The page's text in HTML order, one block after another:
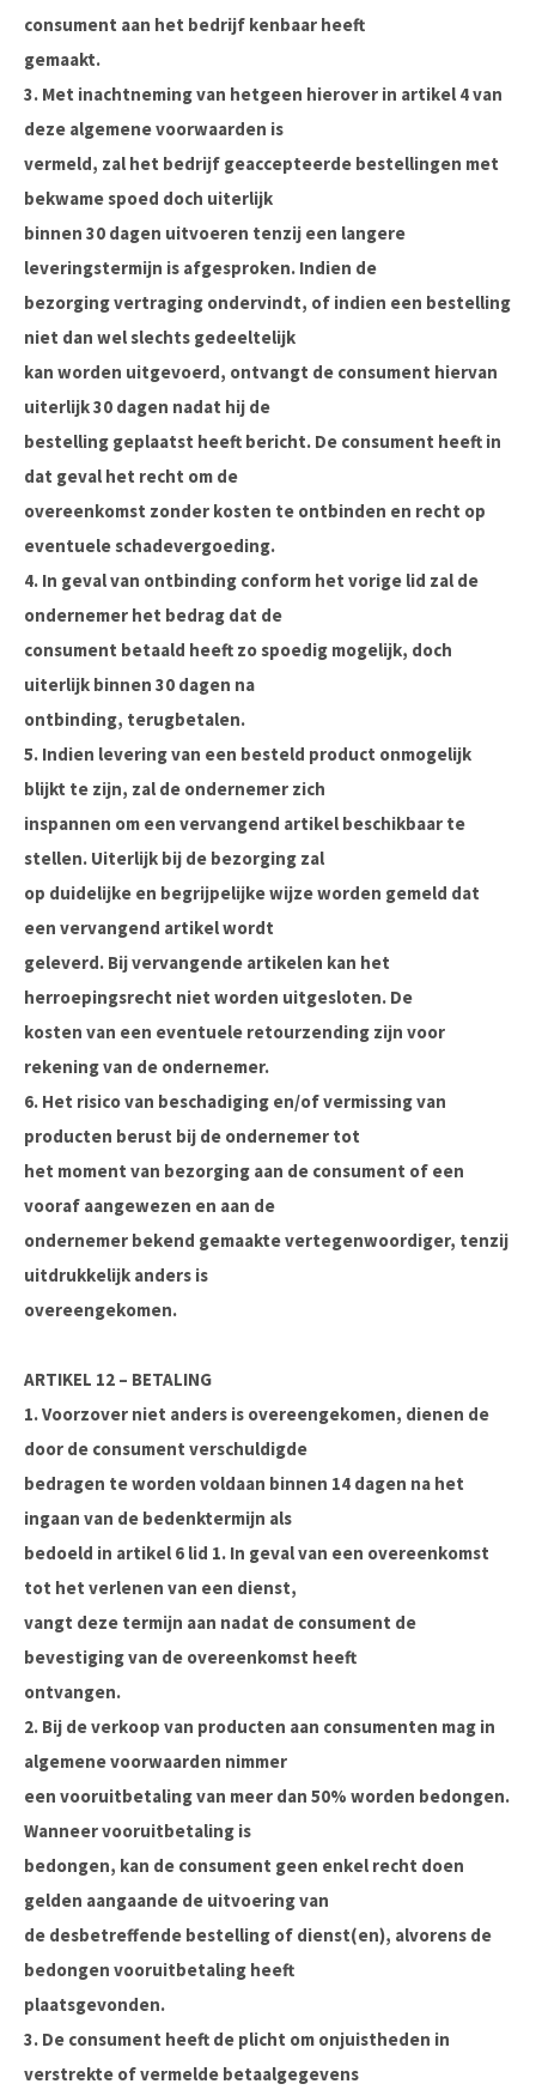
consument aan het bedrijf kenbaar heeft
gemaakt.
3. Met inachtneming van hetgeen hierover in artikel 4 van
deze algemene voorwaarden is
vermeld, zal het bedrijf geaccepteerde bestellingen met
bekwame spoed doch uiterlijk
binnen 30 dagen uitvoeren tenzij een langere
leveringstermijn is afgesproken. Indien de
bezorging vertraging ondervindt, of indien een bestelling
niet dan wel slechts gedeeltelijk
kan worden uitgevoerd, ontvangt de consument hiervan
uiterlijk 30 dagen nadat hij de
bestelling geplaatst heeft bericht. De consument heeft in
dat geval het recht om de
overeenkomst zonder kosten te ontbinden en recht op
eventuele schadevergoeding.
4. In geval van ontbinding conform het vorige lid zal de
ondernemer het bedrag dat de
consument betaald heeft zo spoedig mogelijk, doch
uiterlijk binnen 30 dagen na
ontbinding, terugbetalen.
5. Indien levering van een besteld product onmogelijk
blijkt te zijn, zal de ondernemer zich
inspannen om een vervangend artikel beschikbaar te
stellen. Uiterlijk bij de bezorging zal
op duidelijke en begrijpelijke wijze worden gemeld dat
een vervangend artikel wordt
geleverd. Bij vervangende artikelen kan het
herroepingsrecht niet worden uitgesloten. De
kosten van een eventuele retourzending zijn voor
rekening van de ondernemer.
6. Het risico van beschadiging en/of vermissing van
producten berust bij de ondernemer tot
het moment van bezorging aan de consument of een
vooraf aangewezen en aan de
ondernemer bekend gemaakte vertegenwoordiger, tenzij
uitdrukkelijk anders is
overeengekomen.
ARTIKEL 12 – BETALING
1. Voorzover niet anders is overeengekomen, dienen de
door de consument verschuldigde
bedragen te worden voldaan binnen 14 dagen na het
ingaan van de bedenktermijn als
bedoeld in artikel 6 lid 1. In geval van een overeenkomst
tot het verlenen van een dienst,
vangt deze termijn aan nadat de consument de
bevestiging van de overeenkomst heeft
ontvangen.
2. Bij de verkoop van producten aan consumenten mag in
algemene voorwaarden nimmer
een vooruitbetaling van meer dan 50% worden bedongen.
Wanneer vooruitbetaling is
bedongen, kan de consument geen enkel recht doen
gelden aangaande de uitvoering van
de desbetreffende bestelling of dienst(en), alvorens de
bedongen vooruitbetaling heeft
plaatsgevonden.
3. De consument heeft de plicht om onjuistheden in
verstrekte of vermelde betaalgegevens